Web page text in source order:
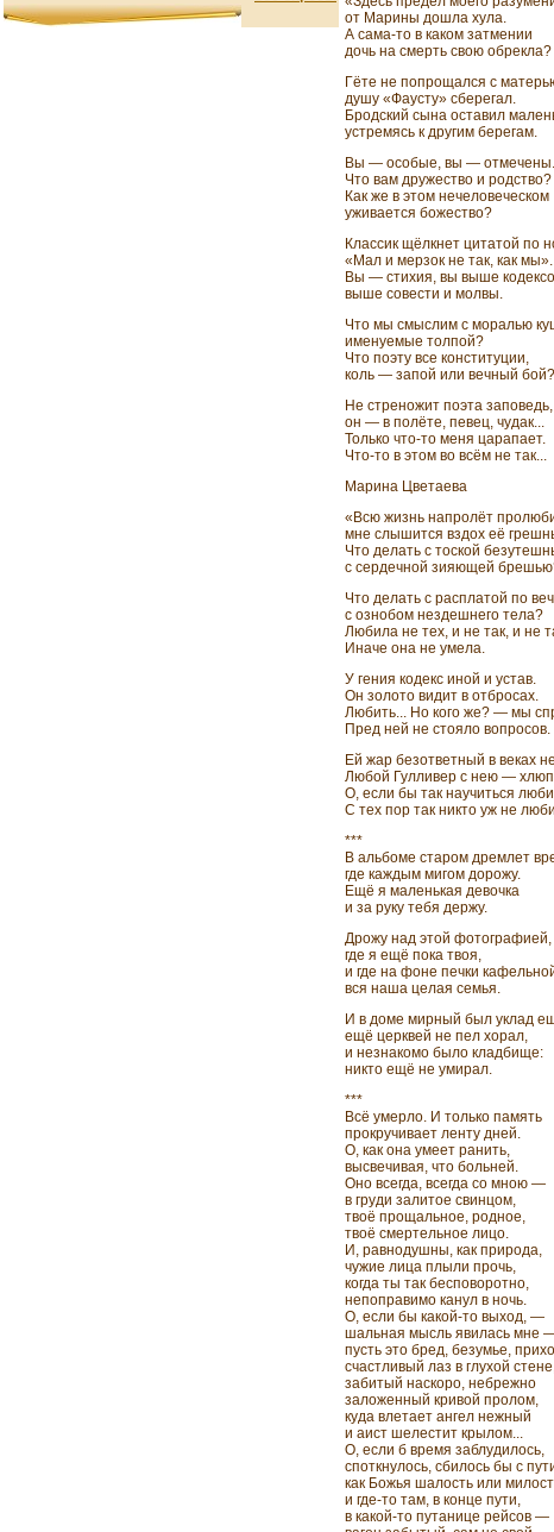
от Марины дошла хула.
А сама-то в каком затмении
дочь на смерть свою обрекла?
Гёте не попрощался с
душу «Фаусту» сберегал.
Бродский сына оставил
устремясь к другим берегам.
Вы — особые, вы — отмечены.
Что вам дружество и родство?
Как же в этом нечеловеческом
уживается божество?
Классик щёлкнет цитатой по
«Мал и мерзок не так, как мы».
Вы — стихия, вы выше
выше совести и молвы.
Что мы смыслим с моралью
именуемые толпой?
Что поэту все конституции,
коль — запой или вечный бой?
Не стреножит поэта заповедь,
он — в полёте, певец, чудак...
Только что-то меня царапает.
Что-то в этом во всём не так...
Марина Цветаева
«Всю жизнь напролёт
мне слышится вздох её
Что делать с тоской
с сердечной зияющей
Что делать с расплатой по
с ознобом нездешнего тела?
Любила не тех, и не так, и не
Иначе она не умела.
У гения кодекс иной и устав.
Он золото видит в отбросах.
Любить... Но кого же? — мы
Пред ней не стояло вопросов.
Ей жар безответный в веках
Любой Гулливер с нею —
О, если бы так научиться
С тех пор так никто уж не
***
В альбоме старом дремлет
где каждым мигом дорожу.
Ещё я маленькая девочка
и за руку тебя держу.
Дрожу над этой фотографией,
где я ещё пока твоя,
и где на фоне печки
вся наша целая семья.
И в доме мирный был уклад
ещё церквей не пел хорал,
и незнакомо было кладбище:
никто ещё не умирал.
***
Всё умерло. И только память
прокручивает ленту дней.
О, как она умеет ранить,
высвечивая, что больней.
Оно всегда, всегда со мною —
в груди залитое свинцом,
твоё прощальное, родное,
твоё смертельное лицо.
И, равнодушны, как природа,
чужие лица плыли прочь,
когда ты так бесповоротно,
непоправимо канул в ночь.
О, если бы какой-то выход, —
шальная мысль явилась мне
пусть это бред, безумье,
счастливый лаз в глухой стене,
забитый наскоро, небрежно
заложенный кривой пролом,
куда влетает ангел нежный
и аист шелестит крылом...
О, если б время заблудилось,
споткнулось, сбилось бы с
как Божья шалость или
и где-то там, в конце пути,
в какой-то путанице рейсов —